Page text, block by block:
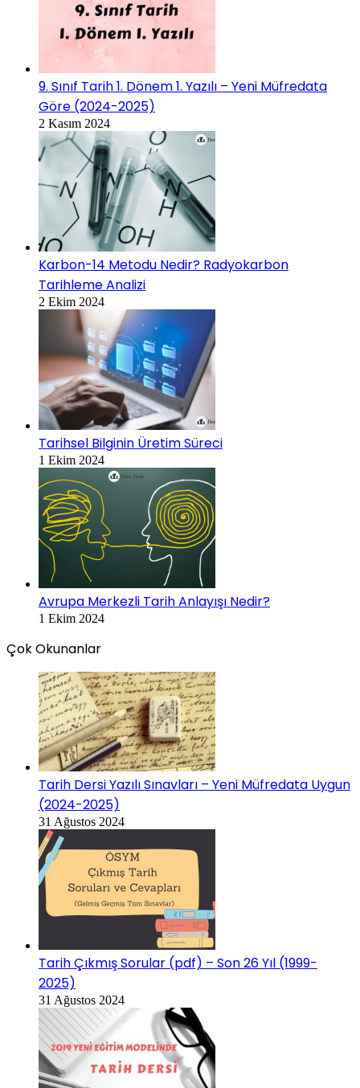
9. Sınıf Tarih 1. Dönem 1. Yazılı – Yeni Müfredata
Göre (2024-2025)
2 Kasım 2024
Karbon-14 Metodu Nedir? Radyokarbon
Tarihleme Analizi
2 Ekim 2024
Tarihsel Bilginin Üretim Süreci
1 Ekim 2024
Avrupa Merkezli Tarih Anlayışı Nedir?
1 Ekim 2024
Çok Okunanlar
Tarih Dersi Yazılı Sınavları – Yeni Müfredata Uygun
(2024-2025)
31 Ağustos 2024
Tarih Çıkmış Sorular (pdf) – Son 26 Yıl (1999-
2025)
31 Ağustos 2024